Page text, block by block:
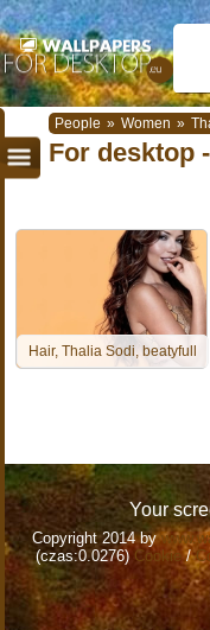
People » Women »
For desktop
Hair, Thalia Sodi, beatyfull
Your
Copyright 2014 by
(czas:0.0276) Cookie/